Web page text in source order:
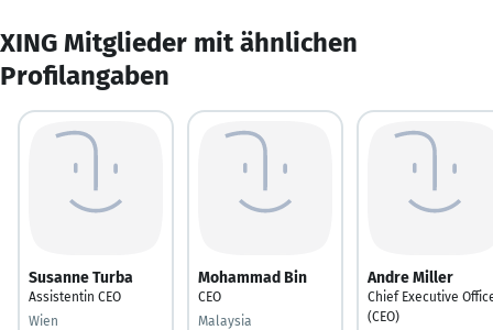
XING Mitglieder mit ähnlichen
Profilangaben
Susanne Turba
Assistentin CEO
Wien
Mohammad Bin
CEO
Malaysia
Andre Miller
Chief Executive
(CEO)